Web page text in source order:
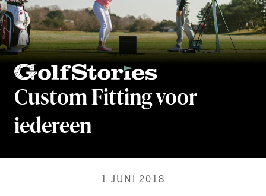
Custom Fitting voor
iedereen
1 JUNI 2018